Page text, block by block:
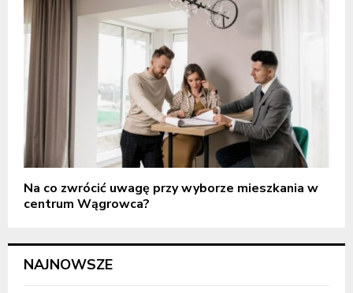
Na co zwrócić uwagę przy wyborze mieszkania w
centrum Wągrowca?
NAJNOWSZE